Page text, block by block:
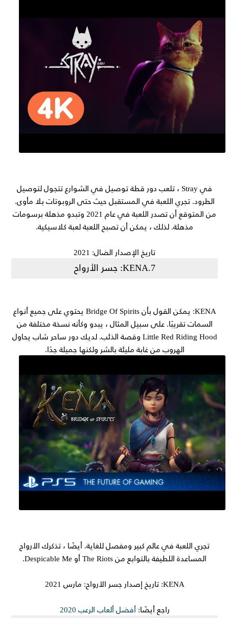
في Stray ، تلعب دور قطة توصيل في الشوارع تتجول لتوصيل
الطرود. تجري اللعبة في المستقبل حيث حتى الروبوتات بلا مأوى.
من المتوقع أن تصدر اللعبة في عام 2021 وتبدو مذهلة برسومات
مذهلة. لذلك ، يمكن أن تصبح اللعبة لعبة كلاسيكية.
تاريخ الإصدار الضال: 2021
7.KENA: جسر الأرواح
KENA: يمكن القول بأن Bridge Of Spirits يحتوي على جميع أنواع
السمات تقريبًا. على سبيل المثال ، يبدو وكأنه نسخة مختلفة من
Little Red Riding Hood وقصة الذئب. لديك دور ساحر شاب يحاول
الهروب من غابة مليئة بالشر ولكنها جميلة جدًا.
تجري اللعبة في عالم كبير ومفصل للغاية. أيضًا ، تذكرك الأرواح
المساعدة اللطيفة بالتوابع من The Riots أو Despicable Me.
KENA: تاريخ إصدار جسر الأرواح: مارس 2021
راجع أيضًا: أفضل ألعاب الرعب 2020